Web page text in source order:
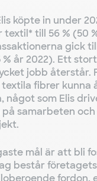
köpte in under
till 56 % (50
gick
år 2022). Ett
jobb återstår.
fibrer kunna
något som Elis
samarbeten och
mål är att bli
består
fordon,